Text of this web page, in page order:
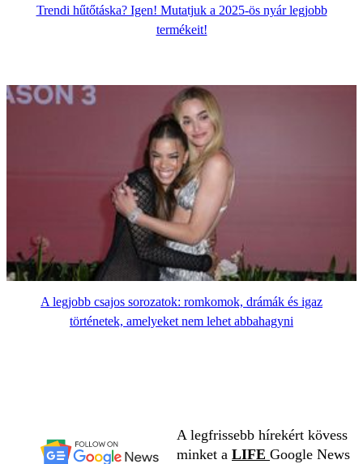
Trendi hűtőtáska? Igen! Mutatjuk a 2025-ös nyár legjobb
termékeit!
A legjobb csajos sorozatok: romkomok, drámák és igaz
történetek, amelyeket nem lehet abbahagyni
A legfrissebb hírekért kövess
minket a LIFE Google News